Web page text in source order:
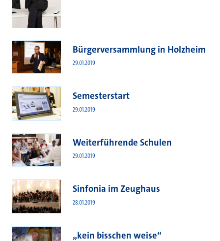
Bürgerversammlung in Holzheim
29.01.2019
Semesterstart
29.01.2019
Weiterführende Schulen
29.01.2019
Sinfonia im Zeughaus
28.01.2019
„kein bisschen weise“